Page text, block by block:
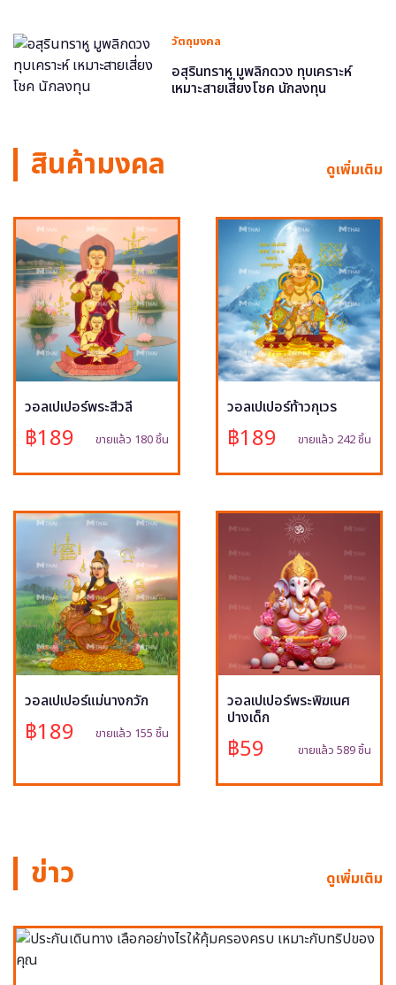
วัตถุมงคล
อสุรินทราหู มูพลิกดวง ทุบเคราะห์
เหมาะสายเสี่ยงโชค นักลงทุน
สินค้ามงคล ดูเพิ่มเติม
วอลเปเปอร์พระสีวลี
฿189 ขายแล้ว 180 ชิ้น
วอลเปเปอร์ท้าวกุเวร
฿189 ขายแล้ว 242 ชิ้น
วอลเปเปอร์แม่นางกวัก
฿189 ขายแล้ว 155 ชิ้น
วอลเปเปอร์พระพิฆเนศ
ปางเด็ก
฿59 ขายแล้ว 589 ชิ้น
ข่าว ดูเพิ่มเติม